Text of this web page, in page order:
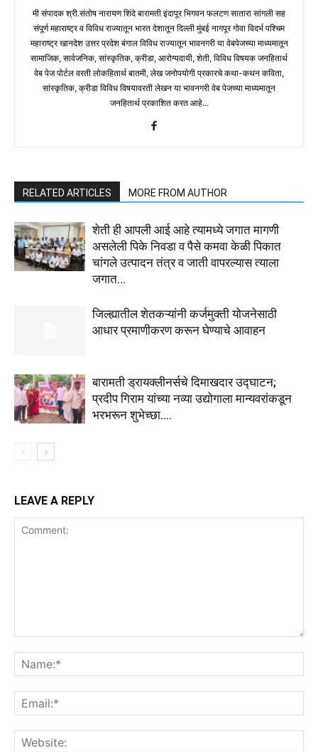
मी संपादक श्री.संतोष नारायण शिंदे बारामती इंदापूर भिगवन फलटण सातारा सांगली सह
संपूर्ण महाराष्ट्र व विविध राज्यातून भारत देशातून दिल्ली मुंबई नागपूर गोवा विदर्भ पश्चिम
महाराष्ट्र खानदेश उत्तर प्रदेश बंगाल विविध राज्यातून भावनगरी या वेबपेजच्या माध्यमातून
सामाजिक, सार्वजनिक, सांस्कृतिक, क्रीडा, आरोग्यदायी, शेती, विविध विषयक जनहितार्थ
वेब पेज पोर्टल वरती लोकहितार्थ बातमी, लेख जनोपयोगी प्रकारचे कथा-कथन कविता,
सांस्कृतिक, क्रीडा विविध विषयावरती लेखन या भावनगरी वेब पेजच्या माध्यमातून
जनहितार्थ प्रकाशित करत आहे...
RELATED ARTICLES MORE FROM AUTHOR
शेती ही आपली आई आहे त्यामध्ये जगात मागणी
असलेली पिके निवडा व पैसे कमवा केळी पिकात
चांगले उत्पादन तंत्र व जाती वापरल्यास त्याला
जगात...
जिल्ह्यातील शेतकऱ्यांनी कर्जमुक्ती योजनेसाठी
आधार प्रमाणीकरण करून घेण्याचे आवाहन
बारामती ड्रायक्लीनर्सचे दिमाखदार उद्घाटन;
प्रदीप गिराम यांच्या नव्या उद्योगाला मान्यवरांकडून
भरभरून शुभेच्छा….
LEAVE A REPLY